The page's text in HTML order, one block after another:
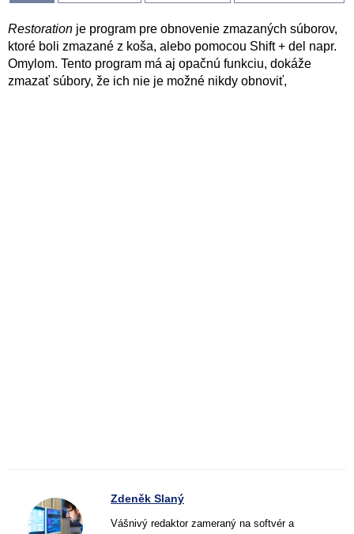
Restoration je program pre obnovenie zmazaných súborov,
ktoré boli zmazané z koša, alebo pomocou Shift + del napr.
Omylom. Tento program má aj opačnú funkciu, dokáže
zmazať súbory, že ich nie je možné nikdy obnoviť,
Zdeněk Slaný
Vášnivý redaktor zameraný na softvér a